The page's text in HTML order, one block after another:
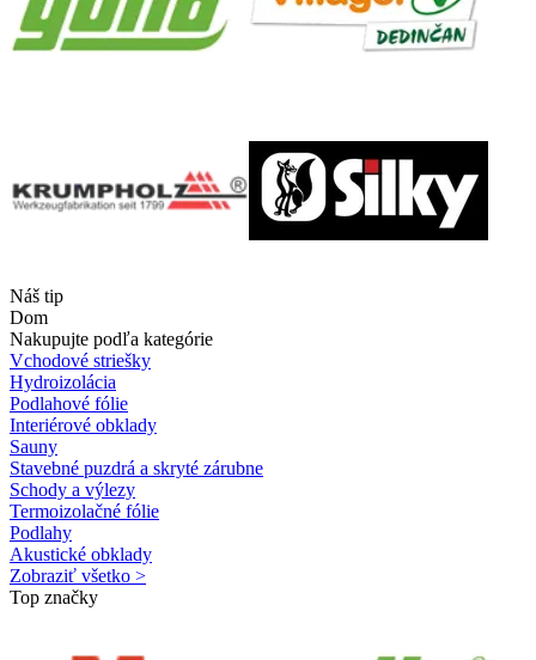
Náš tip
Dom
Nakupujte podľa kategórie
Vchodové striešky
Hydroizolácia
Podlahové fólie
Interiérové obklady
Sauny
Stavebné puzdrá a skryté zárubne
Schody a výlezy
Termoizolačné fólie
Podlahy
Akustické obklady
Zobraziť všetko >
Top značky